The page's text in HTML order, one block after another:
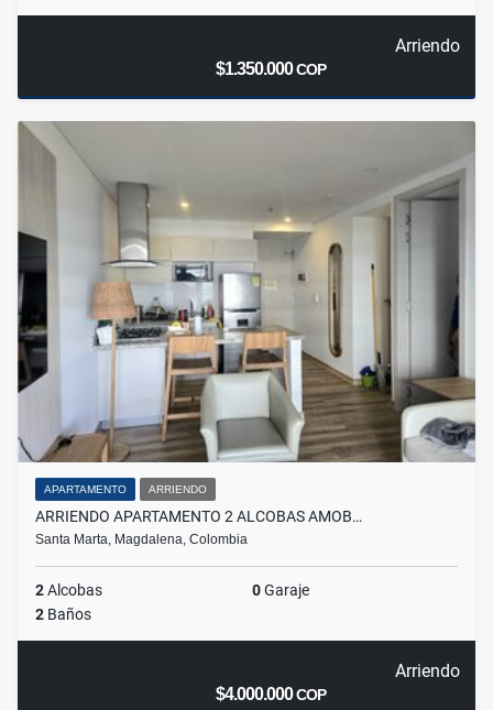
Arriendo
$1.350.000COP
APARTAMENTO ARRIENDO
ARRIENDO APARTAMENTO 2 ALCOBAS AMOB…
Santa Marta, Magdalena, Colombia
2Alcobas 0Garaje
2 Baños
Arriendo
$4.000.000COP